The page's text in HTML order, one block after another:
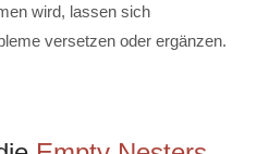
wird, lassen sich
versetzen oder ergänzen.